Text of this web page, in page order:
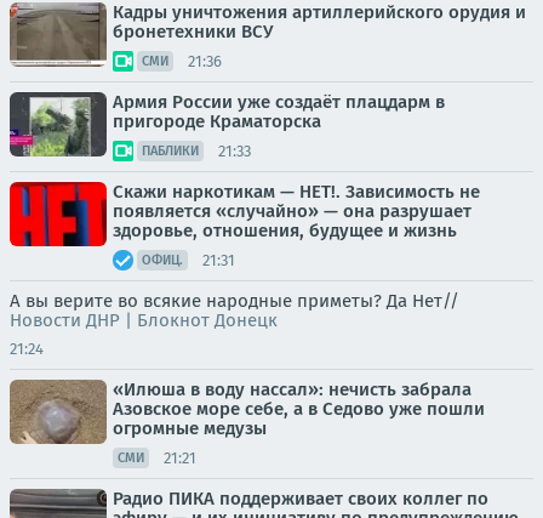
Кадры уничтожения артиллерийского орудия и
бронетехники ВСУ
СМИ 21:36
Армия России уже создаёт плацдарм в
пригороде Краматорска
ПАБЛИКИ 21:33
Скажи наркотикам — НЕТ!. Зависимость не
появляется «случайно» — она разрушает
здоровье, отношения, будущее и жизнь
ОФИЦ. 21:31
А вы верите во всякие народные приметы? Да Нет//
Новости ДНР | Блокнот Донецк
21:24
«Илюша в воду нассал»: нечисть забрала
Азовское море себе, а в Седово уже пошли
огромные медузы
СМИ 21:21
Радио ПИКА поддерживает своих коллег по